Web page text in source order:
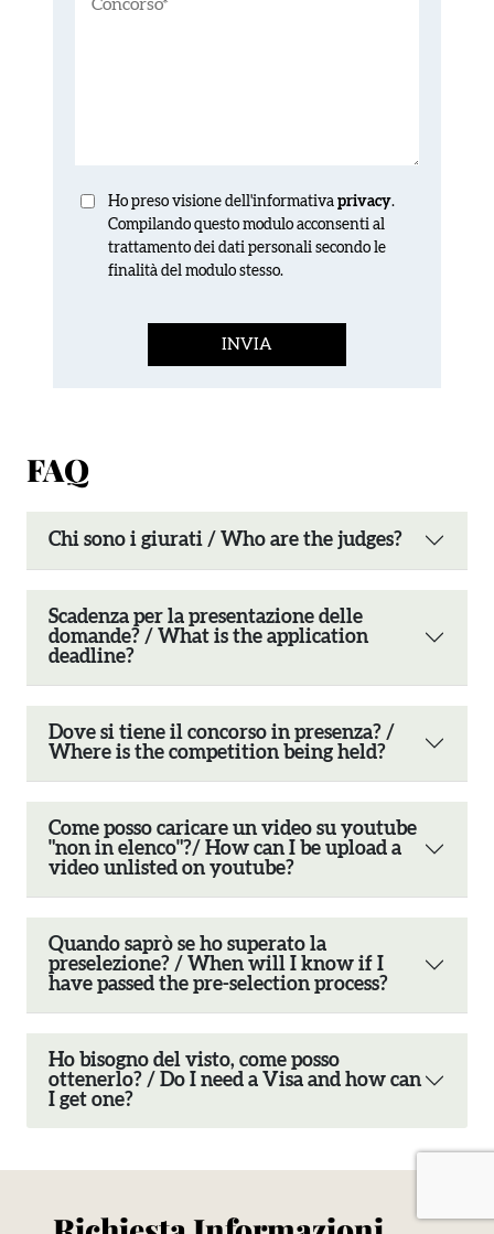
Ho preso visione dell'informativa privacy.
Compilando questo modulo acconsenti al
trattamento dei dati personali secondo le
finalità del modulo stesso.
FAQ
Chi sono i giurati / Who are the judges?
Scadenza per la presentazione delle
domande? / What is the application
deadline?
Dove si tiene il concorso in presenza? /
Where is the competition being held?
Come posso caricare un video su youtube
"non in elenco"?/ How can I be upload a
video unlisted on youtube?
Quando saprò se ho superato la
preselezione? / When will I know if I
have passed the pre-selection process?
Ho bisogno del visto, come posso
ottenerlo? / Do I need a Visa and how can
I get one?